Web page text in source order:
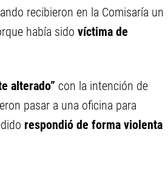
recibieron en la Comisaría un
había sido víctima de
alterado” con la intención de
pasar a una oficina para
respondió de forma violenta